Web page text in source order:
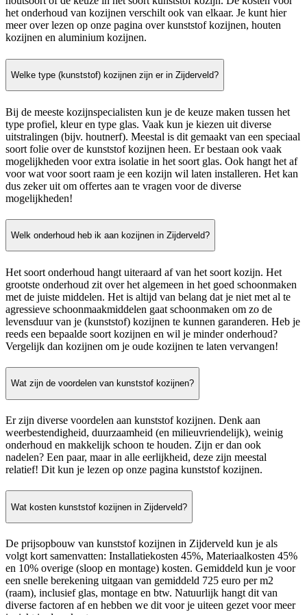
het onderhoud van kozijnen verschilt ook van elkaar. Je kunt hier
meer over lezen op onze pagina over kunststof kozijnen, houten
kozijnen en aluminium kozijnen.
Welke type (kunststof) kozijnen zijn er in Zijderveld?
Bij de meeste kozijnspecialisten kun je de keuze maken tussen het
type profiel, kleur en type glas. Vaak kun je kiezen uit diverse
uitstralingen (bijv. houtnerf). Meestal is dit gemaakt van een speciaal
soort folie over de kunststof kozijnen heen. Er bestaan ook vaak
mogelijkheden voor extra isolatie in het soort glas. Ook hangt het af
voor wat voor soort raam je een kozijn wil laten installeren. Het kan
dus zeker uit om offertes aan te vragen voor de diverse
mogelijkheden!
Welk onderhoud heb ik aan kozijnen in Zijderveld?
Het soort onderhoud hangt uiteraard af van het soort kozijn. Het
grootste onderhoud zit over het algemeen in het goed schoonmaken
met de juiste middelen. Het is altijd van belang dat je niet met al te
agressieve schoonmaakmiddelen gaat schoonmaken om zo de
levensduur van je (kunststof) kozijnen te kunnen garanderen. Heb je
reeds een bepaalde soort kozijnen en wil je minder onderhoud?
Vergelijk dan kozijnen om je oude kozijnen te laten vervangen!
Wat zijn de voordelen van kunststof kozijnen?
Er zijn diverse voordelen aan kunststof kozijnen. Denk aan
weerbestendigheid, duurzaamheid (en milieuvriendelijk), weinig
onderhoud en makkelijk schoon te houden. Zijn er dan ook
nadelen? Een paar, maar in alle eerlijkheid, deze zijn meestal
relatief! Dit kun je lezen op onze pagina kunststof kozijnen.
Wat kosten kunststof kozijnen in Zijderveld?
De prijsopbouw van kunststof kozijnen in Zijderveld kun je als
volgt kort samenvatten: Installatiekosten 45%, Materiaalkosten 45%
en 10% overige (sloop en montage) kosten. Gemiddeld kun je voor
een snelle berekening uitgaan van gemiddeld 725 euro per m2
(raam), inclusief glas, montage en btw. Natuurlijk hangt dit van
diverse factoren af en hebben we dit voor je uiteen gezet voor meer